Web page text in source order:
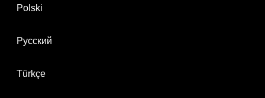
Polski
Русский
Türkçe